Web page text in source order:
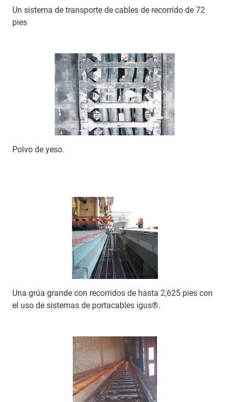
Un sistema de transporte de cables de recorrido de 72
pies
Polvo de yeso.
Una grúa grande con recorridos de hasta 2,625 pies con
el uso de sistemas de portacables igus®.